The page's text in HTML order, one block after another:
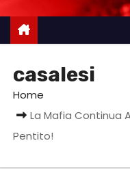
casalesi
Home
La Mafia Continua
Pentito!